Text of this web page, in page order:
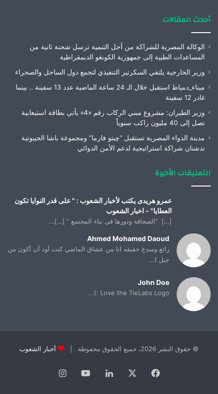
أحدث المقالات
الوكالة المصرية للشراكة من أجل التنمية ترسل شحنة ثانية من
المساعدات الطبية إلى جمهورية الكونغو الديمقراطية
وزير الخارجية يلتقي السكرتير التنفيذي لتجمع دول الساحل والصحراء
ميناء_دمياط استقبل خلال الـ 24 ساعة الماضية عدد 13 سفينة .. بينما
غادر 12 سفينة
وزير الطيران: مشروع مبني الركاب رقم «4» يأتي بطاقة استيعابية
تصل إلى 40 مليون راكب سنوياً
مدينة الدواء المصرية تستقبل “چبتو فارما” ومجموعة باشا الجيبوتية
تدشنان شراكة استراتيجية لدعم الأمن الدوائي
التعليقات الأخيرة
عمرو هريدى يكتب لأخبار الشعوب : " على قدر النوايا تكون
العطايا" - اخبار الشعوب
[…] “الصحافة ودورها فى بناء المجتمع “ […]...
Ahmed Mohamed Daoud
رائع ومبدع حقيقه انا من عشاق الماضي كنت أود أن أكون من
جيل ا...
John Doe
Love the TieLabs Logo :)...
© حقوق النشر 2026، جميع الحقوق محفوظة | أخبار الشعوب
فيسبوك لينكدإن يوتيوب